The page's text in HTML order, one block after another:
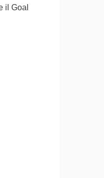
il Goal